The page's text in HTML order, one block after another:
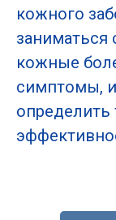
кожного
заниматься
кожные
симптомы,
определить